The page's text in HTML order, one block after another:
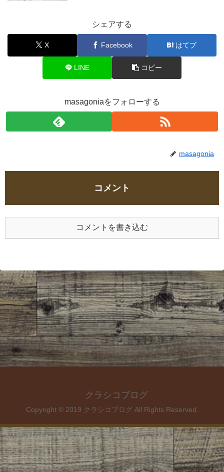
シェアする
X Facebook はてブ
LINE コピー
masagoniaをフォローする
masagonia
コメント
コメントを書き込む
クラシコブログ
Copyright © 2019 クラシコブログ All Rights Reserved.